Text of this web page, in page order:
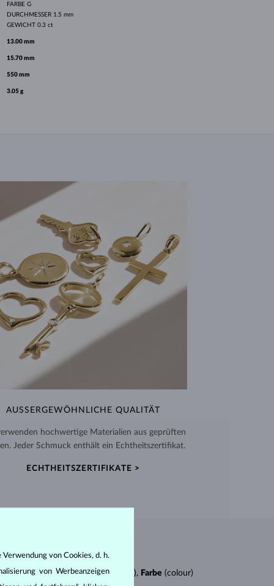
FARBE G
DURCHMESSER 1.5 mm
GEWICHT 0.3 ct
13.00 mm
15.70 mm
550 mm
3.05 g
AUSSERGEWÖHNLICHE QUALITÄT
hochwertige Materialien aus geprüften
Jeder Schmuck enthält ein Echtheitszertifikat.
ECHTHEITSZERTIFIKATE >
4Cs: Schliff (cut), Reinheit (clarity), Farbe (colour)
von Cookies, d. h.
von Werbeanzeigen